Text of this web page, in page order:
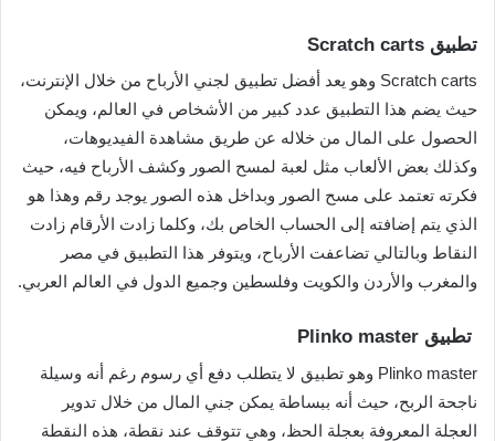
تطبيق Scratch carts
Scratch carts وهو يعد أفضل تطبيق لجني الأرباح من خلال الإنترنت،
حيث يضم هذا التطبيق عدد كبير من الأشخاص في العالم، ويمكن
الحصول على المال من خلاله عن طريق مشاهدة الفيديوهات،
وكذلك بعض الألعاب مثل لعبة لمسح الصور وكشف الأرباح فيه، حيث
فكرته تعتمد على مسح الصور وبداخل هذه الصور يوجد رقم وهذا هو
الذي يتم إضافته إلى الحساب الخاص بك، وكلما زادت الأرقام زادت
النقاط وبالتالي تضاعفت الأرباح، ويتوفر هذا التطبيق في مصر
والمغرب والأردن والكويت وفلسطين وجميع الدول في العالم العربي.
تطبيق Plinko master
Plinko master وهو تطبيق لا يتطلب دفع أي رسوم رغم أنه وسيلة
ناجحة الربح، حيث أنه ببساطة يمكن جني المال من خلال تدوير
العجلة المعروفة بعجلة الحظ، وهي تتوقف عند نقطة، هذه النقطة